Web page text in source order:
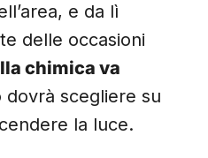
e da lì
delle occasioni
chimica va
dovrà scegliere su
la luce.